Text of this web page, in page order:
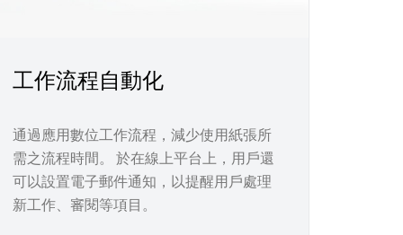
工作流程自動化
通過應用數位工作流程，減少使用紙張所
需之流程時間。 於在線上平台上，用戶還
可以設置電子郵件通知，以提醒用戶處理
新工作、審閱等項目。